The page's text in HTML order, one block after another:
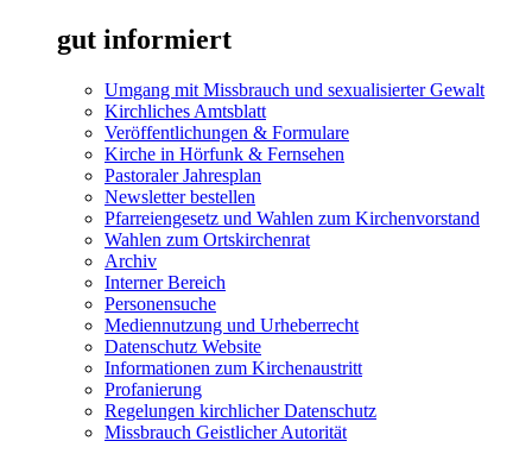
gut informiert
Umgang mit Missbrauch und sexualisierter Gewalt
Kirchliches Amtsblatt
Veröffentlichungen & Formulare
Kirche in Hörfunk & Fernsehen
Pastoraler Jahresplan
Newsletter bestellen
Pfarreiengesetz und Wahlen zum Kirchenvorstand
Wahlen zum Ortskirchenrat
Archiv
Interner Bereich
Personensuche
Mediennutzung und Urheberrecht
Datenschutz Website
Informationen zum Kirchenaustritt
Profanierung
Regelungen kirchlicher Datenschutz
Missbrauch Geistlicher Autorität